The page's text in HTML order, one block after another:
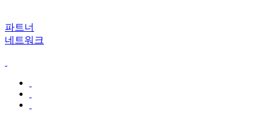
파트너
네트워크